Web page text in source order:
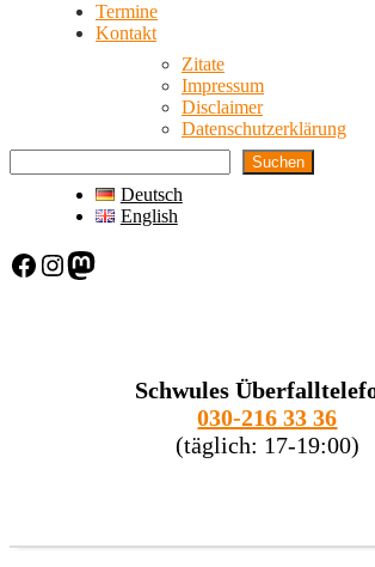
Termine
Kontakt
Zitate
Impressum
Disclaimer
Datenschutzerklärung
Suchen
Deutsch
English
Facebook Instagram Mastodon
Schwules
030-216 33 36
(täglich: 17-19:00)